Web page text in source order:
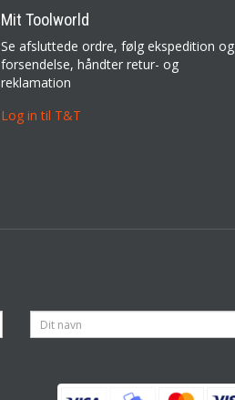
Mit Toolworld
Se afsluttede ordre, følg ekspedition og
forsendelse, håndter retur- og
reklamation
Log in til T&T